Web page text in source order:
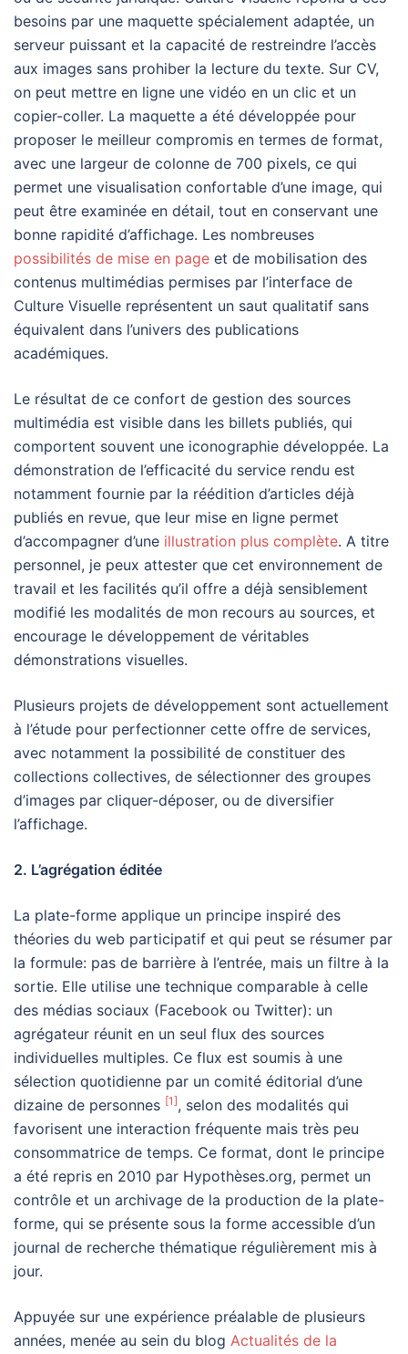
besoins par une maquette spécialement adaptée, un
serveur puissant et la capacité de restreindre l’accès
aux images sans prohiber la lecture du texte. Sur CV,
on peut mettre en ligne une vidéo en un clic et un
copier-coller. La maquette a été développée pour
proposer le meilleur compromis en termes de format,
avec une largeur de colonne de 700 pixels, ce qui
permet une visualisation confortable d’une image, qui
peut être examinée en détail, tout en conservant une
bonne rapidité d’affichage. Les nombreuses
possibilités de mise en page et de mobilisation des
contenus multimédias permises par l’interface de
Culture Visuelle représentent un saut qualitatif sans
équivalent dans l’univers des publications
académiques.
Le résultat de ce confort de gestion des sources
multimédia est visible dans les billets publiés, qui
comportent souvent une iconographie développée. La
démonstration de l’efficacité du service rendu est
notamment fournie par la réédition d’articles déjà
publiés en revue, que leur mise en ligne permet
d’accompagner d’une illustration plus complète. A titre
personnel, je peux attester que cet environnement de
travail et les facilités qu’il offre a déjà sensiblement
modifié les modalités de mon recours au sources, et
encourage le développement de véritables
démonstrations visuelles.
Plusieurs projets de développement sont actuellement
à l’étude pour perfectionner cette offre de services,
avec notamment la possibilité de constituer des
collections collectives, de sélectionner des groupes
d’images par cliquer-déposer, ou de diversifier
l’affichage.
2. L’agrégation éditée
La plate-forme applique un principe inspiré des
théories du web participatif et qui peut se résumer par
la formule: pas de barrière à l’entrée, mais un filtre à la
sortie. Elle utilise une technique comparable à celle
des médias sociaux (Facebook ou Twitter): un
agrégateur réunit en un seul flux des sources
individuelles multiples. Ce flux est soumis à une
sélection quotidienne par un comité éditorial d’une
dizaine de personnes [1], selon des modalités qui
favorisent une interaction fréquente mais très peu
consommatrice de temps. Ce format, dont le principe
a été repris en 2010 par Hypothèses.org, permet un
contrôle et un archivage de la production de la plate-
forme, qui se présente sous la forme accessible d’un
journal de recherche thématique régulièrement mis à
jour.
Appuyée sur une expérience préalable de plusieurs
années, menée au sein du blog Actualités de la